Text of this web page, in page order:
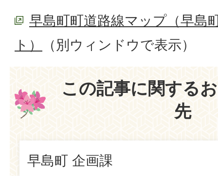
早島町町道路線マップ（早島
ト）
（別ウィンドウで表示）
この記事に関する
先
早島町 企画課